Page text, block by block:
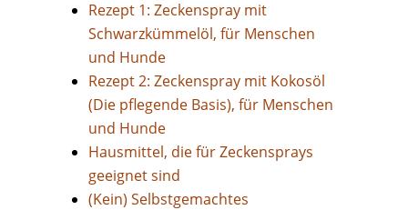
Rezept 1: Zeckenspray mit
Schwarzkümmelöl, für Menschen
und Hunde
Rezept 2: Zeckenspray mit Kokosöl
(Die pflegende Basis), für Menschen
und Hunde
Hausmittel, die für Zeckensprays
geeignet sind
(Kein) Selbstgemachtes